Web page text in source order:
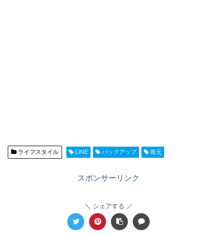
ライフスタイル LINE バックアップ 復元
スポンサーリンク
シェアする